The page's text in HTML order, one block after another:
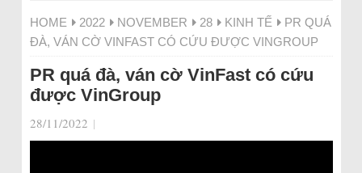
HOME 2022 NOVEMBER 28 KINH TẾ
PR QUÁ
ĐÀ, VÁN CỜ VINFAST CÓ CỨU ĐƯỢC VINGROUP
PR quá đà, ván cờ VinFast có cứu
được VinGroup
28/11/2022 |